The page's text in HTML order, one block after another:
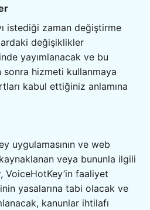
istediği zaman değiştirme
değişiklikler
yayımlanacak ve bu
sonra hizmeti kullanmaya
kabul ettiğiniz anlamına
uygulamasının ve web
veya bununla ilgili
VoiceHotKey’in faaliyet
yasalarına tabi olacak ve
kanunlar ihtilafı